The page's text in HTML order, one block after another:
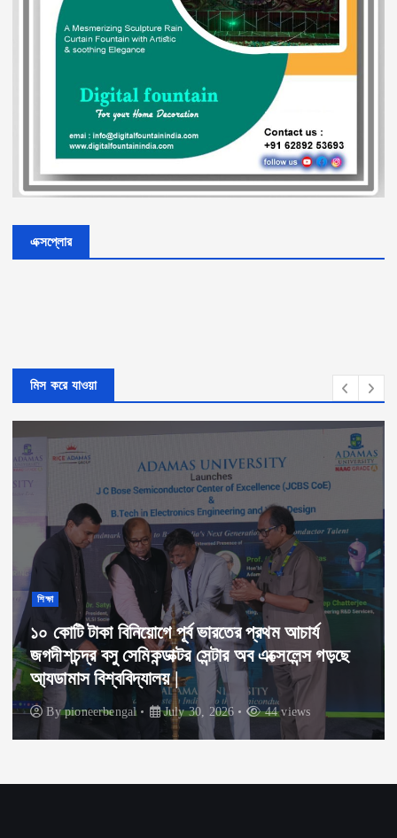
এক্সপ্লোর
মিস করে যাওয়া
শিক্ষা
১০ কোটি টাকা বিনিয়োগে পূর্ব ভারতের প্রথম আচার্য
জগদীশচন্দ্র বসু সেমিকন্ডাক্টর সেন্টার অব এক্সেলেন্স গড়ছে
আ্যডামাস বিশ্ববিদ্যালয় |
Bypioneerbengal July 30, 2026 44 views